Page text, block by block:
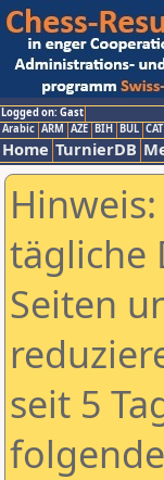
Logged on: Gast
Arabic ARM AZE BIH BUL CAT
Home TurnierDB
tägliche
Seiten
seit 5